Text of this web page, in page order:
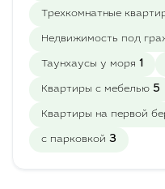
добраться в
пункты. Многие
здесь находятся
Риелторы
богатый опыт,
Трехкомнатные
Недвижимость под
Таунхаусы у моря 1
Квартиры с мебелью 5
Квартиры на первой
с парковкой 3